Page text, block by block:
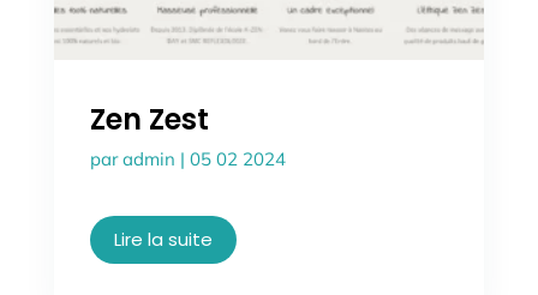
Zen Zest
paradmin | 05 02 2024
Lire la suite